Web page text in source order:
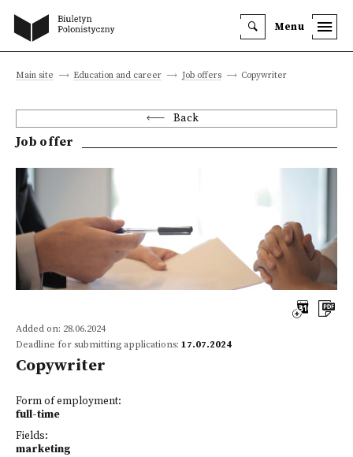
Menu
Main site Education and career Job offers Copywriter
Back
Job offer
Added on: 28.06.2024
Deadline for submitting applications: 17.07.2024
Copywriter
Form of employment:
full-time
Fields:
marketing